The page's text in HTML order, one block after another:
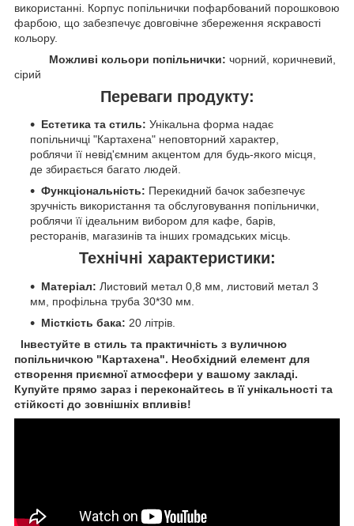
використанні. Корпус попільнички пофарбований порошковою
фарбою, що забезпечує довговічне збереження яскравості
кольору.
Можливі кольори попільнички: чорний, коричневий,
сірий
Переваги продукту:
Естетика та стиль: Унікальна форма надає
попільничці "Картахена" неповторний характер,
роблячи її невід'ємним акцентом для будь-якого місця,
де збирається багато людей.
Функціональність: Перекидний бачок забезпечує
зручність використання та обслуговування попільнички,
роблячи її ідеальним вибором для кафе, барів,
ресторанів, магазинів та інших громадських місць.
Технічні характеристики:
Матеріал: Листовий метал 0,8 мм, листовий метал 3
мм, профільна труба 30*30 мм.
Місткість бака: 20 літрів.
Інвестуйте в стиль та практичність з вуличною
попільничкою "Картахена". Необхідний елемент для
створення приємної атмосфери у вашому закладі.
Купуйте прямо зараз і переконайтесь в її унікальності та
стійкості до зовнішніх впливів!